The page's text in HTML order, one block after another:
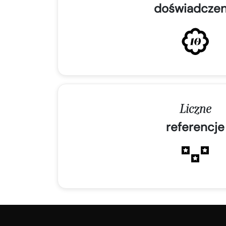
Liczne
referencje